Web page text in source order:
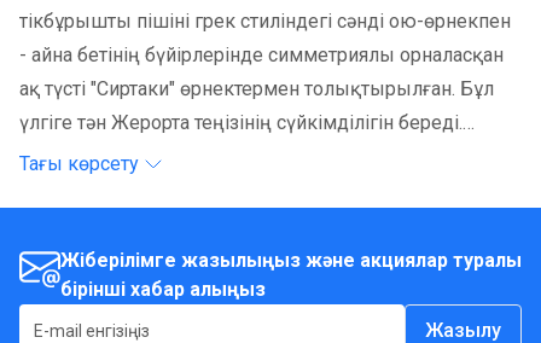
тікбұрышты пішіні грек стиліндегі сәнді ою-өрнекпен
- айна бетінің бүйірлерінде симметриялы орналасқан
ақ түсті "Сиртаки" өрнектермен толықтырылған. Бұл
үлгіге тән Жерорта теңізінің сүйкімділігін береді.
Төменгі жағындағы функционалды шыны сөресі
орналастыруға мүмкіндік береді.
Тағы көрсету
Жіберілімге жазылыңыз және акциялар туралы
бірінші хабар алыңыз
Жазылу